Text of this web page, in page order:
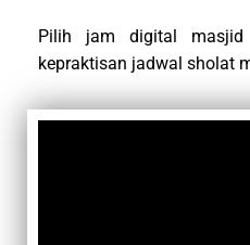
Pilih jam digital masjid
kepraktisan jadwal sholat